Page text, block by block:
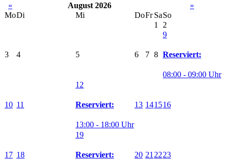
« August 2026
»
MoDi Mi DoFr SaSo
1
2
3 4 5 6 7 8
9
Reserviert:
08:00 - 09:00 Uhr
10 11
12
Reserviert:
13:00 - 18:00 Uhr
13 141516
17 18
19
Reserviert: 20 21 2223